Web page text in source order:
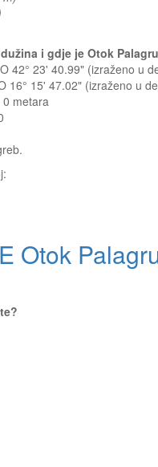
i gdje je Otok
42° 23' 40.99" (izraženo u
16° 15' 47.02" (izraženo u
0 metara
Otok